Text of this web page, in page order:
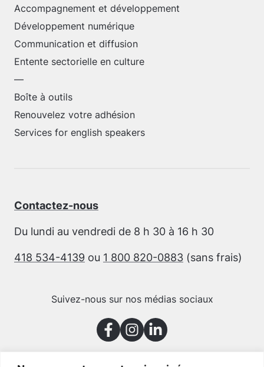
Accompagnement et développement
Développement numérique
Communication et diffusion
Entente sectorielle en culture
—
Boîte à outils
Renouvelez votre adhésion
Services for english speakers
Contactez-nous
Du lundi au vendredi de 8 h 30 à 16 h 30
418 534-4139 ou 1 800 820-0883 (sans frais)
Suivez-nous sur nos médias sociaux